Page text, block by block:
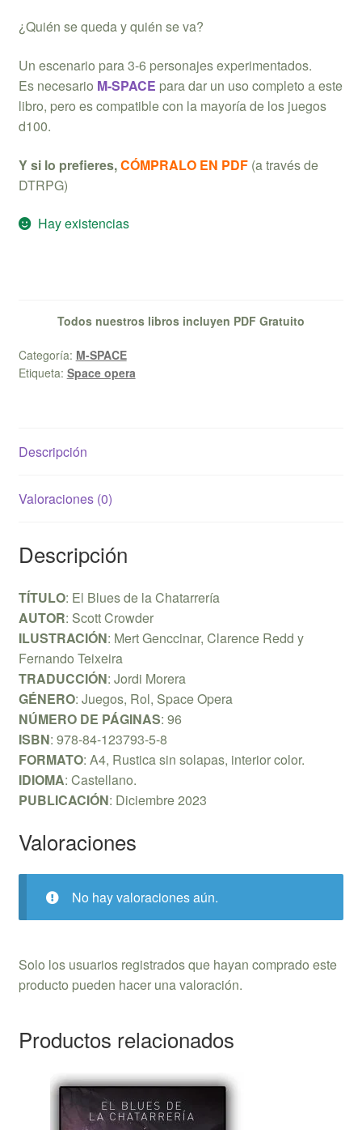
¿Quién se queda y quién se va?
Un escenario para 3-6 personajes experimentados.
Es necesario M-SPACE para dar un uso completo a este
libro, pero es compatible con la mayoría de los juegos
d100.
Y si lo prefieres,CÓMPRALO EN PDF(a través de
DTRPG)
Hay existencias
Todos nuestros libros incluyen PDF Gratuito
Categoría: M-SPACE
Etiqueta: Space opera
Descripción
Valoraciones (0)
Descripción
TÍTULO: El Blues de la Chatarrería
AUTOR: Scott Crowder
ILUSTRACIÓN: Mert Genccinar, Clarence Redd y
Fernando Teixeira
TRADUCCIÓN: Jordi Morera
GÉNERO: Juegos, Rol, Space Opera
NÚMERO DE PÁGINAS: 96
ISBN: 978-84-123793-5-8
FORMATO: A4, Rustica sin solapas, interior color.
IDIOMA: Castellano.
PUBLICACIÓN: Diciembre 2023
Valoraciones
No hay valoraciones aún.
Solo los usuarios registrados que hayan comprado este
producto pueden hacer una valoración.
Productos relacionados